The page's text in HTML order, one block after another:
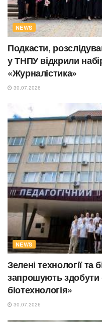
NEWS
Подкасти,
у ТНПУ відкрили
«Журналістика»
30.07.2026
NEWS
Зелені технології та
запрошують здобути
біотехнологія»
30.07.2026